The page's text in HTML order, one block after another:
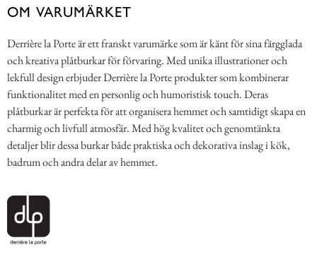
OM VARUMÄRKET
Derrière la Porte är ett franskt varumärke som är känt för sina färgglada
och kreativa plåtburkar för förvaring. Med unika illustrationer och
lekfull design erbjuder Derrière la Porte produkter som kombinerar
funktionalitet med en personlig och humoristisk touch. Deras
plåtburkar är perfekta för att organisera hemmet och samtidigt skapa en
charmig och livfull atmosfär. Med hög kvalitet och genomtänkta
detaljer blir dessa burkar både praktiska och dekorativa inslag i kök,
badrum och andra delar av hemmet.